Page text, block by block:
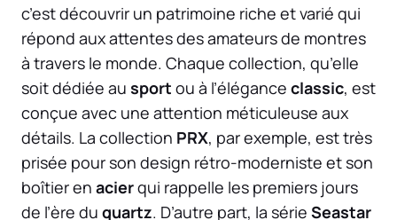
c’est découvrir un patrimoine riche et varié qui
répond aux attentes des amateurs de montres
à travers le monde. Chaque collection, qu’elle
soit dédiée au sport ou à l’élégance classic, est
conçue avec une attention méticuleuse aux
détails. La collection PRX, par exemple, est très
prisée pour son design rétro-moderniste et son
boîtier en acierqui rappelle les premiers jours
de l’ère du quartz. D’autre part, la série Seastar